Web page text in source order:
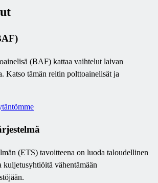
(BAF) kattaa vaihtelut laivan
Katso tämän reitin polttoainelisät ja
(ETS) tavoitteena on luoda taloudellinen
kuljetusyhtiöitä vähentämään